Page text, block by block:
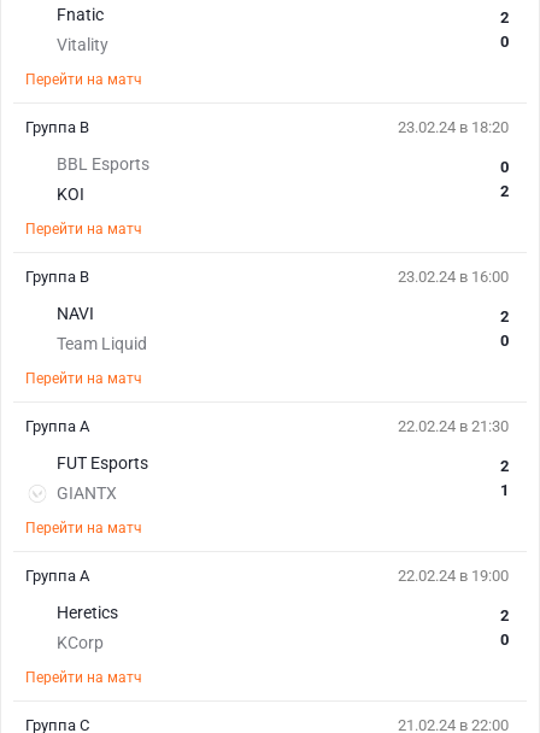
Fnatic
Vitality
2
0
Перейти на матч
23.02.24 в 18:20
BBL Esports
KOI
0
2
Перейти на матч
Группа B
23.02.24 в 16:00
NAVI
Team Liquid
2
0
Перейти на матч
Группа B
22.02.24 в 21:30
FUT Esports
GIANTX
2
1
Перейти на матч
Группа A
22.02.24 в 19:00
Heretics
KCorp
2
0
Перейти на матч
Группа A
21.02.24 в 22:00
Группа C